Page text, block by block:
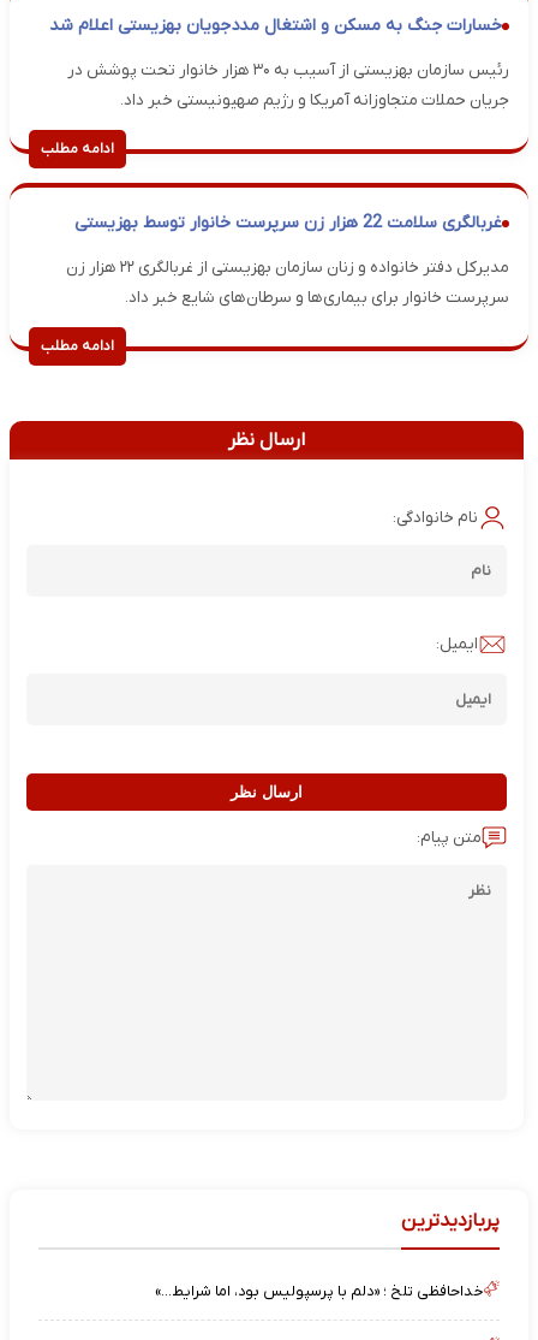
خسارات جنگ به مسکن و اشتغال مددجویان بهزیستی اعلام شد
رئیس سازمان بهزیستی از آسیب به ۳۰ هزار خانوار تحت پوشش در
جریان حملات متجاوزانه آمریکا و رژیم صهیونیستی خبر داد.
ادامه مطلب
غربالگری سلامت 22 هزار زن سرپرست خانوار توسط بهزیستی
مدیرکل دفتر خانواده و زنان سازمان بهزیستی از غربالگری ۲۲ هزار زن
سرپرست خانوار برای بیماری‌ها و سرطان‌های شایع خبر داد.
ادامه مطلب
ارسال نظر
نام خانوادگی:
ایمیل:
ارسال نظر
متن پیام:
پربازدیدترین
خداحافظی تلخ ؛ «دلم با پرسپولیس بود، اما شرایط…»